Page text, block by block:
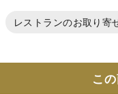
レストランのお取り寄
こ